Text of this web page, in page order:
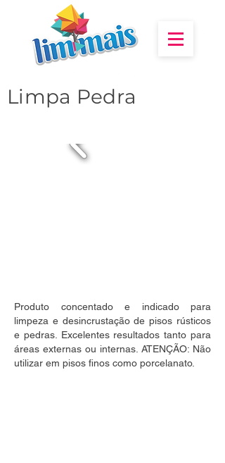
Limpa Pedra
Produto concentado e indicado para
limpeza e desincrustação de pisos rústicos
e pedras. Excelentes resultados tanto para
áreas externas ou internas. ATENÇÃO: Não
utilizar em pisos finos como porcelanato.